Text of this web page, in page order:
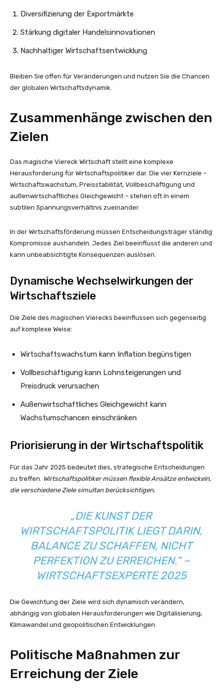
Diversifizierung der Exportmärkte
Stärkung digitaler Handelsinnovationen
Nachhaltiger Wirtschaftsentwicklung
Bleiben Sie offen für Veränderungen und nutzen Sie die Chancen
der globalen Wirtschaftsdynamik.
Zusammenhänge zwischen den
Zielen
Das magische Viereck Wirtschaft stellt eine komplexe
Herausforderung für Wirtschaftspolitiker dar. Die vier Kernziele –
Wirtschaftswachstum, Preisstabilität, Vollbeschäftigung und
außenwirtschaftliches Gleichgewicht – stehen oft in einem
subtilen Spannungsverhältnis zueinander.
In der Wirtschaftsförderung müssen Entscheidungsträger ständig
Kompromisse aushandeln. Jedes Ziel beeinflusst die anderen und
kann unbeabsichtigte Konsequenzen auslösen.
Dynamische Wechselwirkungen der
Wirtschaftsziele
Die Ziele des magischen Vierecks beeinflussen sich gegenseitig
auf komplexe Weise:
Wirtschaftswachstum kann Inflation begünstigen
Vollbeschäftigung kann Lohnsteigerungen und
Preisdruck verursachen
Außenwirtschaftliches Gleichgewicht kann
Wachstumschancen einschränken
Priorisierung in der Wirtschaftspolitik
Für das Jahr 2025 bedeutet dies, strategische Entscheidungen
zu treffen. Wirtschaftspolitiker müssen flexible Ansätze entwickeln,
die verschiedene Ziele simultan berücksichtigen.
„DIE KUNST DER
WIRTSCHAFTSPOLITIK LIEGT DARIN,
BALANCE ZU SCHAFFEN, NICHT
PERFEKTION ZU ERREICHEN.“ –
WIRTSCHAFTSEXPERTE 2025
Die Gewichtung der Ziele wird sich dynamisch verändern,
abhängig von globalen Herausforderungen wie Digitalisierung,
Klimawandel und geopolitischen Entwicklungen.
Politische Maßnahmen zur
Erreichung der Ziele